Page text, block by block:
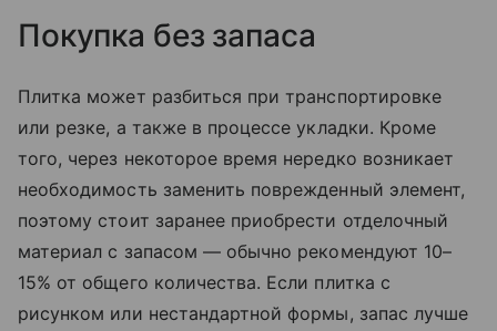
Покупка без запаса
Плитка может разбиться при транспортировке
или резке, а также в процессе укладки. Кроме
того, через некоторое время нередко возникает
необходимость заменить поврежденный элемент,
поэтому стоит заранее приобрести отделочный
материал с запасом — обычно рекомендуют 10–
15% от общего количества. Если плитка с
рисунком или нестандартной формы, запас лучше